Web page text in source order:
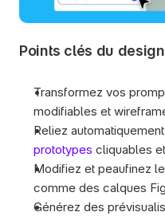
Points clés du
Transformez vos
modifiables et
prototypes cliquables
Modifiez et peaufinez
comme des calques
Générez des